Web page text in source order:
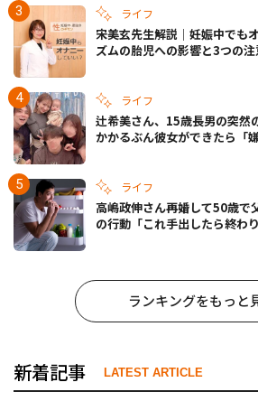
ライフ
宋美玄先生解説｜妊娠中でも
ズムの胎児への影響と3つの注
ライフ
辻希美さん、15歳長男の突然
かかるぶん彼女ができたら「
ライフ
高嶋政伸さん再婚して50歳で
の行動「これ手出したら終わ
ランキングをもっと
新着記事 LATEST ARTICLE